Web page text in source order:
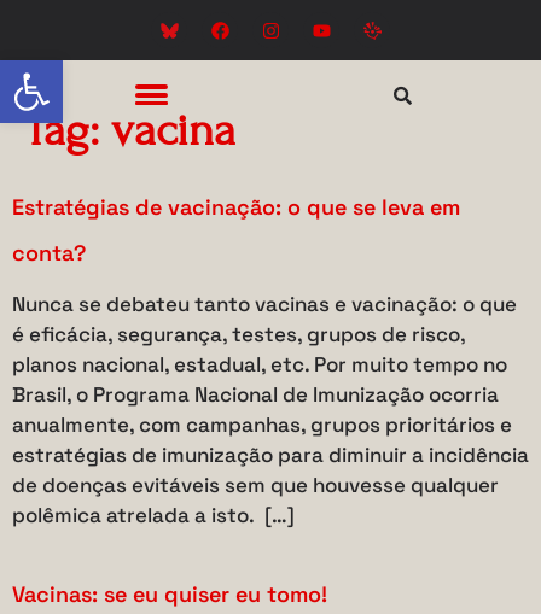
Abrir a barra de ferramentas
Tag: vacina
Estratégias de vacinação: o que se leva em
conta?
Nunca se debateu tanto vacinas e vacinação: o que
é eficácia, segurança, testes, grupos de risco,
planos nacional, estadual, etc. Por muito tempo no
Brasil, o Programa Nacional de Imunização ocorria
anualmente, com campanhas, grupos prioritários e
estratégias de imunização para diminuir a incidência
de doenças evitáveis sem que houvesse qualquer
polêmica atrelada a isto. […]
Vacinas: se eu quiser eu tomo!